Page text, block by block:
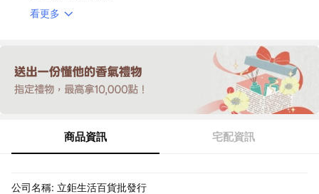
看更多
商品資訊 宅配資訊
公司名稱: 立鉅生活百貨批發行